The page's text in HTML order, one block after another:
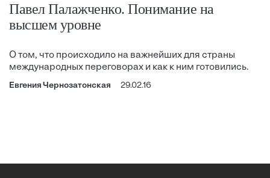
Павел Палажченко. Понимание на
высшем уровне
О том, что происходило на важнейших для страны
международных переговорах и как к ним готовились.
Евгения Чернозатонская 29.02.16